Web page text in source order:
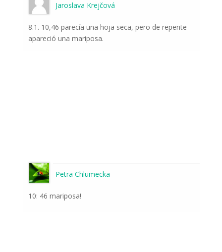
Jaroslava Krejčová
8.1. 10,46 parecía una hoja seca, pero de repente
apareció una mariposa.
Petra Chlumecka
10: 46 mariposa!